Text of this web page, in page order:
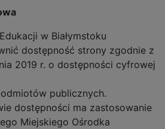
w Białymstoku
dostępność strony zgodnie z
2019 r. o dostępności cyfrowej
publicznych.
dostępności ma zastosowanie
Miejskiego Ośrodka